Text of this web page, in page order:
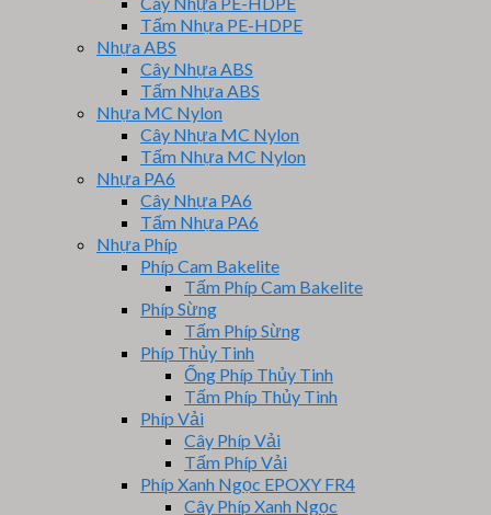
Tấm Nhựa PE-HDPE
Nhựa ABS
Cây Nhựa ABS
Tấm Nhựa ABS
Nhựa MC Nylon
Cây Nhựa MC Nylon
Tấm Nhựa MC Nylon
Nhựa PA6
Cây Nhựa PA6
Tấm Nhựa PA6
Nhựa Phíp
Phíp Cam Bakelite
Tấm Phíp Cam Bakelite
Phíp Sừng
Tấm Phíp Sừng
Phíp Thủy Tinh
Ống Phíp Thủy Tinh
Tấm Phíp Thủy Tinh
Phíp Vải
Cây Phíp Vải
Tấm Phíp Vải
Phíp Xanh Ngọc EPOXY FR4
Cây Phíp Xanh Ngọc